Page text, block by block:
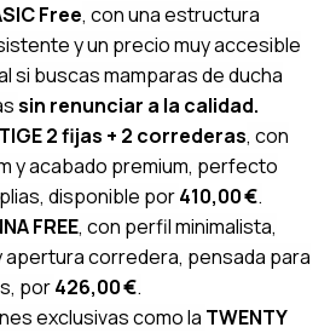
Free, con una estructura
y un precio muy accesible
si buscas mamparas de ducha
sin renunciar a la calidad.
2 fijas + 2 correderas, con
y acabado premium, perfecto
disponible por410,00 €.
FREE, con perfil minimalista,
apertura corredera, pensada para
por426,00 €.
exclusivas como la TWENTY